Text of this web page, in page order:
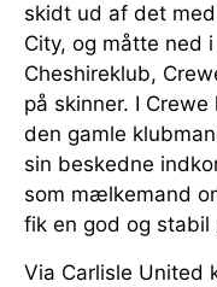
skidt ud af det
City, og måtte ned
Cheshireklub,
på skinner. I
den gamle
sin beskedne
som mælkemand
fik en god og stabil
Via Carlisle United